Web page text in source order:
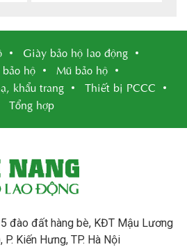
Giày bảo hộ lao động
hộ
Mũ bảo hộ
khẩu trang
Thiết bị PCCC
Tổng hợp
đào đất hàng bè, KĐT Mậu Lương
Kiến Hưng, TP. Hà Nội